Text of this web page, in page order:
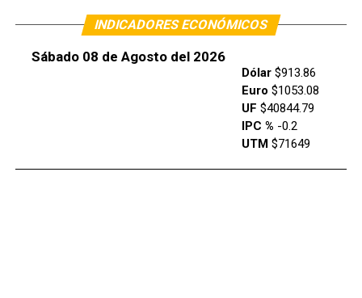
INDICADORES ECONÓMICOS
Sábado 08 de Agosto del 2026
Dólar$913.86
Euro $1053.08
UF $40844.79
IPC % -0.2
UTM$71649